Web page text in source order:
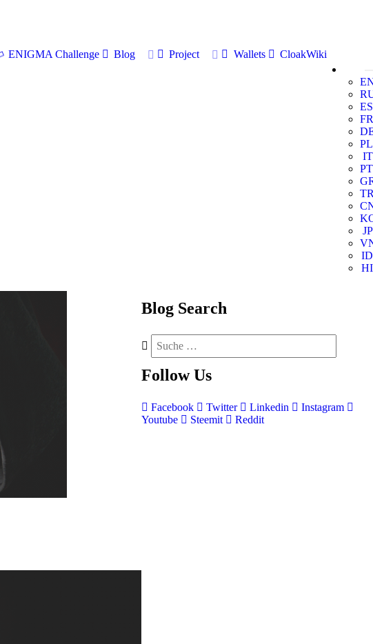
ENIGMA Challenge Blog Project Wallets
CloakWiki
ES
FR
PL
IT
PT
JP
ID
HI
Blog Search
Follow Us
Facebook Twitter Linkedin
Instagram
Youtube
Steemit Reddit